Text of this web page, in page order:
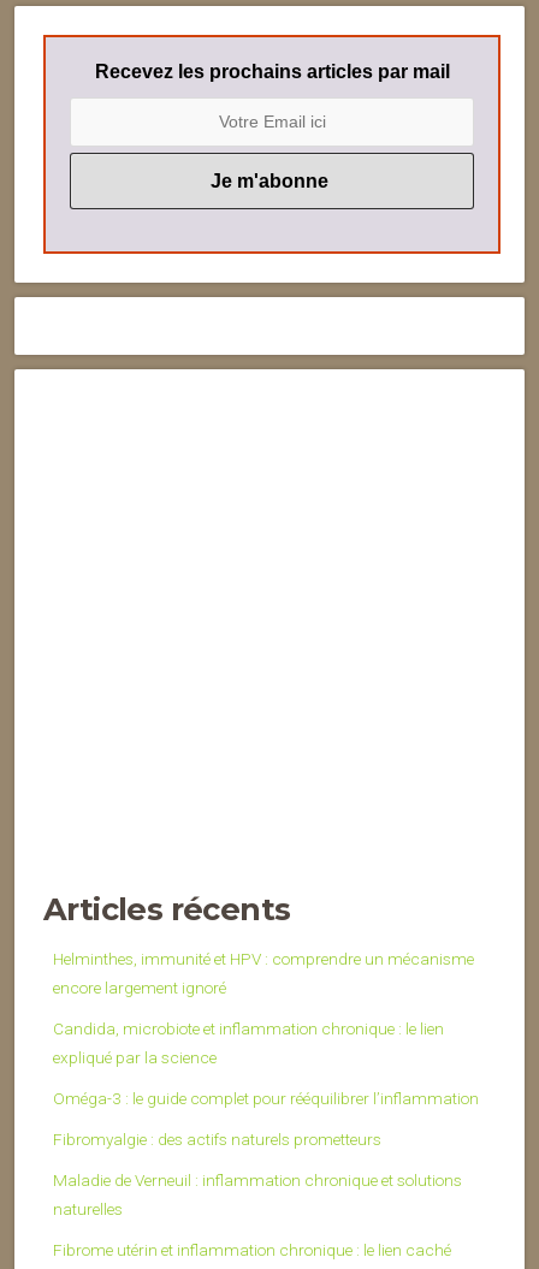
Recevez les prochains articles par mail
Articles récents
Helminthes, immunité et HPV : comprendre un mécanisme
encore largement ignoré
Candida, microbiote et inflammation chronique : le lien
expliqué par la science
Oméga-3 : le guide complet pour rééquilibrer l’inflammation
Fibromyalgie : des actifs naturels prometteurs
Maladie de Verneuil : inflammation chronique et solutions
naturelles
Fibrome utérin et inflammation chronique : le lien caché